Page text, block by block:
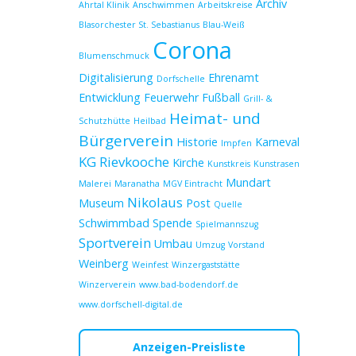
Ahrtal Klinik Anschwimmen Arbeitskreise Archiv
Blasorchester St. Sebastianus Blau-Weiß
Blumenschmuck Corona
Digitalisierung Dorfschelle Ehrenamt
Entwicklung Feuerwehr Fußball Grill- &
Schutzhütte Heilbad Heimat- und
Bürgerverein Historie Impfen Karneval
KG Rievkooche Kirche Kunstkreis Kunstrasen
Malerei Maranatha MGV Eintracht Mundart
Museum Nikolaus Post Quelle
Schwimmbad Spende Spielmannszug
Sportverein Umbau Umzug Vorstand
Weinberg Weinfest Winzergaststätte
Winzerverein www.bad-bodendorf.de
www.dorfschell-digital.de
Anzeigen-Preisliste